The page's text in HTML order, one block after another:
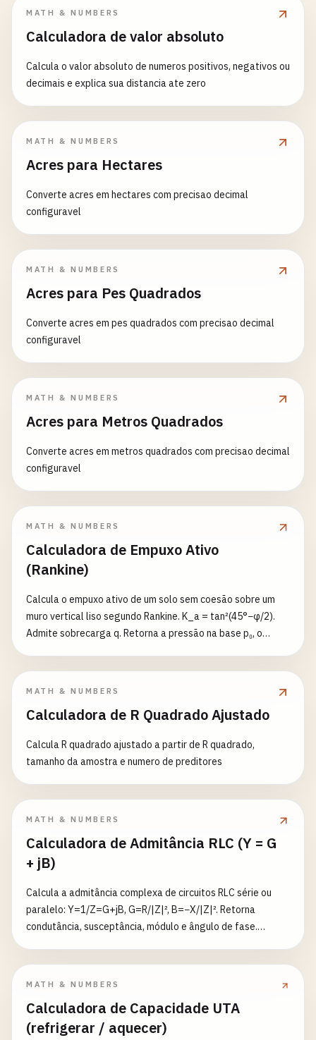
MATH & NUMBERS
Calculadora de valor absoluto
Calcula o valor absoluto de numeros positivos, negativos ou
decimais e explica sua distancia ate zero
MATH & NUMBERS
Acres para Hectares
Converte acres em hectares com precisao decimal
configuravel
MATH & NUMBERS
Acres para Pes Quadrados
Converte acres em pes quadrados com precisao decimal
configuravel
MATH & NUMBERS
Acres para Metros Quadrados
Converte acres em metros quadrados com precisao decimal
configuravel
MATH & NUMBERS
Calculadora de Empuxo Ativo
(Rankine)
Calcula o empuxo ativo de um solo sem coesão sobre um
muro vertical liso segundo Rankine. K_a = tan²(45°−φ/2).
Admite sobrecarga q. Retorna a pressão na base p₀, o
MATH & NUMBERS
Calculadora de R Quadrado Ajustado
Calcula R quadrado ajustado a partir de R quadrado,
tamanho da amostra e numero de preditores
MATH & NUMBERS
Calculadora de Admitância RLC (Y = G
+ jB)
Calcula a admitância complexa de circuitos RLC série ou
paralelo: Y=1/Z=G+jB, G=R/|Z|², B=−X/|Z|². Retorna
condutância, susceptância, módulo e ângulo de fase.
MATH & NUMBERS
Calculadora de Capacidade UTA
(refrigerar / aquecer)